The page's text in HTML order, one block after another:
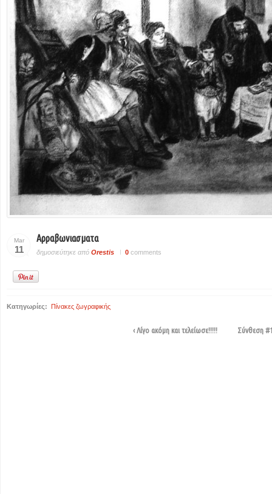
Mar
11
Αρραβωνιασματα
δημοσιεύτηκε από Orestis 0 comments
Κατηγωρίες: Πίνακες ζωγραφικής
‹ Λίγο ακόμη και τελείωσε!!!!! Σύνθεση #1